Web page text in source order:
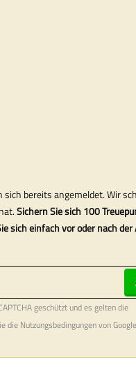
bereits angemeldet. Wir
Sichern Sie sich 100
sich einfach vor oder nach
geschützt und es gelten die
die Nutzungsbedingungenvon